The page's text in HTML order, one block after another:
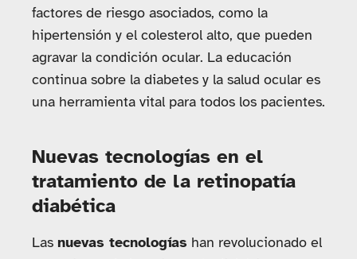
factores de riesgo asociados, como la
hipertensión y el colesterol alto, que pueden
agravar la condición ocular. La educación
continua sobre la diabetes y la salud ocular es
una herramienta vital para todos los pacientes.
Nuevas tecnologías en el
tratamiento de la retinopatía
diabética
Las nuevas tecnologías han revolucionado el